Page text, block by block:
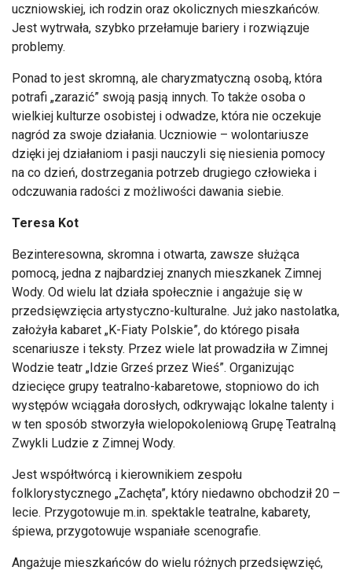
uczniowskiej, ich rodzin oraz okolicznych mieszkańców.
Jest wytrwała, szybko przełamuje bariery i rozwiązuje
problemy.
Ponad to jest skromną, ale charyzmatyczną osobą, która
potrafi „zarazić” swoją pasją innych. To także osoba o
wielkiej kulturze osobistej i odwadze, która nie oczekuje
nagród za swoje działania. Uczniowie – wolontariusze
dzięki jej działaniom i pasji nauczyli się niesienia pomocy
na co dzień, dostrzegania potrzeb drugiego człowieka i
odczuwania radości z możliwości dawania siebie.
Teresa Kot
Bezinteresowna, skromna i otwarta, zawsze służąca
pomocą, jedna z najbardziej znanych mieszkanek Zimnej
Wody. Od wielu lat działa społecznie i angażuje się w
przedsięwzięcia artystyczno-kulturalne. Już jako nastolatka,
założyła kabaret „K-Fiaty Polskie”, do którego pisała
scenariusze i teksty. Przez wiele lat prowadziła w Zimnej
Wodzie teatr „Idzie Grześ przez Wieś”. Organizując
dziecięce grupy teatralno-kabaretowe, stopniowo do ich
występów wciągała dorosłych, odkrywając lokalne talenty i
w ten sposób stworzyła wielopokoleniową Grupę Teatralną
Zwykli Ludzie z Zimnej Wody.
Jest współtwórcą i kierownikiem zespołu
folklorystycznego „Zachęta”, który niedawno obchodził 20 –
lecie. Przygotowuje m.in. spektakle teatralne, kabarety,
śpiewa, przygotowuje wspaniałe scenografie.
Angażuje mieszkańców do wielu różnych przedsięwzięć,